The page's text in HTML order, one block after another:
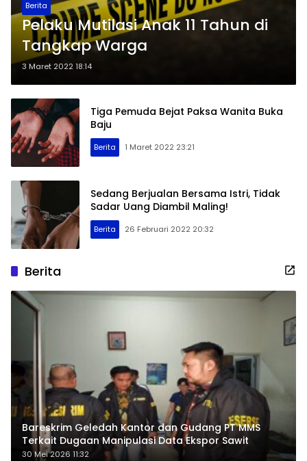
Berita
Pelaku Mutilasi Anak 11 Tahun di
Tangkap Warga
3 Maret 2022 18:14
Tiga Pemuda Bejat Paksa Wanita Buka
Baju
Berita 1 Maret 2022 23:21
Sedang Berjualan Bersama Istri, Tidak
Sadar Uang Diambil Maling!
Berita 26 Februari 2022 20:32
Berita
Bareskrim Geledah Kantor dan Gudang PT MMS
Terkait Dugaan Manipulasi Data Ekspor Sawit
30 Mei 2026 11:32